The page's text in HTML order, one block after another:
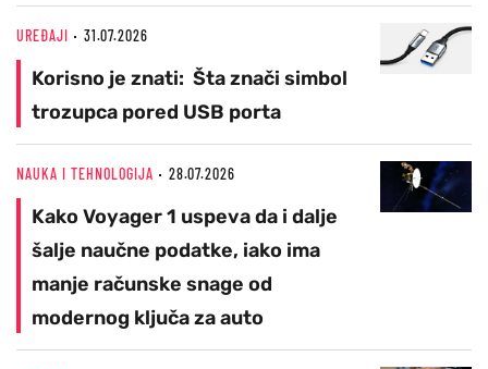
UREĐAJI 31.07.2026
Korisno je znati: Šta znači simbol
trozupca pored USB porta
NAUKA I TEHNOLOGIJA 28.07.2026
Kako Voyager 1 uspeva da i dalje
šalje naučne podatke, iako ima
manje računske snage od
modernog ključa za auto